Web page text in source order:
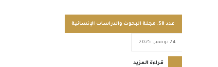
عدد 58 , مجلة البحوث والدراسات الإنسانية
24 نوفمبر، 2025
قراءة المزيد